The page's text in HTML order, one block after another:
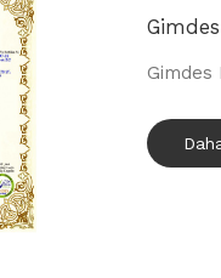
Gimdes